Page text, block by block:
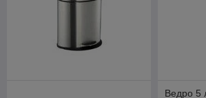
Ведро 5